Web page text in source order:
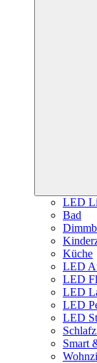
LED
Bad
Küche
LED
LED
LED
LED
LED
Smart